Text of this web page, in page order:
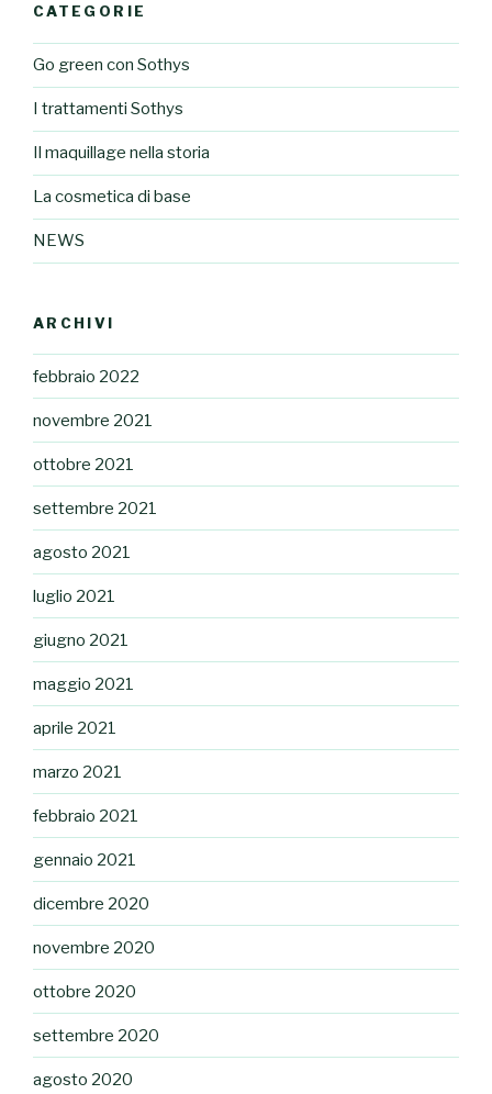
CATEGORIE
Go green con Sothys
I trattamenti Sothys
Il maquillage nella storia
La cosmetica di base
NEWS
ARCHIVI
febbraio 2022
novembre 2021
ottobre 2021
settembre 2021
agosto 2021
luglio 2021
giugno 2021
maggio 2021
aprile 2021
marzo 2021
febbraio 2021
gennaio 2021
dicembre 2020
novembre 2020
ottobre 2020
settembre 2020
agosto 2020